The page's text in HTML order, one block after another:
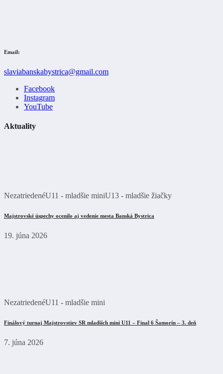
Email:
slaviabanskabystrica@gmail.com
Facebook
Instagram
YouTube
Aktuality
NezatriedenéU11 - mladšie miniU13 - mladšie žiačky
Majstrovské úspechy ocenilo aj vedenie mesta Banská Bystrica
19. júna 2026
NezatriedenéU11 - mladšie mini
Finálový turnaj Majstrovstiev SR mladších mini U11 – Final 6 Šamorín – 3. deň
7. júna 2026